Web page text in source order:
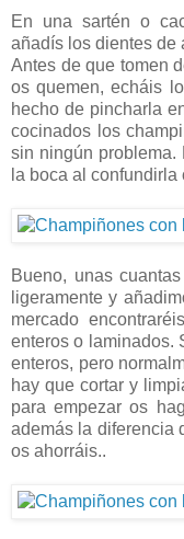
En una sartén o
añadís los dientes de
Antes de que tomen
os quemen, echáis
hecho de pincharla
cocinados los
sin ningún problema.
la boca al confundirla
Bueno, unas
ligeramente y
mercado
enteros o laminados.
enteros, pero
hay que cortar y
para empezar os
además la diferencia
os ahorráis..